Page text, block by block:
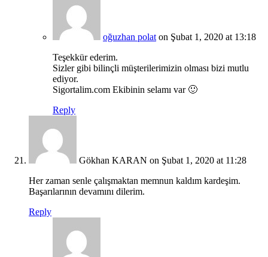
oğuzhan polat on Şubat 1, 2020 at 13:18
Teşekkür ederim.
Sizler gibi bilinçli müşterilerimizin olması bizi mutlu
ediyor.
Sigortalim.com Ekibinin selamı var 🙂
Reply
Gökhan KARAN on Şubat 1, 2020 at 11:28
Her zaman senle çalışmaktan memnun kaldım kardeşim.
Başarılarının devamını dilerim.
Reply